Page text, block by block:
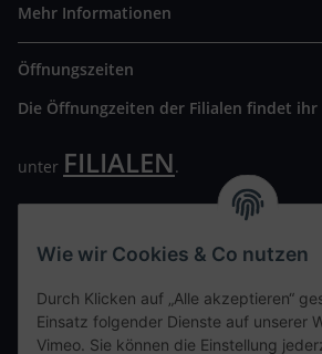
Mehr Informationen
Öffnungszeiten
Die Öffnungzeiten der Filialen findet ihr
unter FILIALEN.
Wir freuen uns auf Euren Besuch. Bitte
Kontaktdaten
Wie wir Cookies & Co nutzen
Durch Klicken auf „Alle akzeptieren“
Einsatz folgender Dienste auf unserer
Vimeo. Sie können die Einstellung